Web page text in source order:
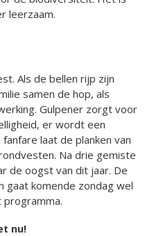
leerzaam.
Als de bellen rijp zijn
samen de hop, als
Gulpener zorgt voor
er wordt een
laat de planken van
Na drie gemiste
de oogst van dit jaar. De
gaat komende zondag wel
nu!